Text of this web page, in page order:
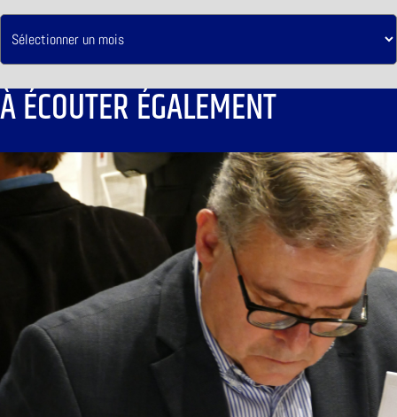
À ÉCOUTER ÉGALEMENT